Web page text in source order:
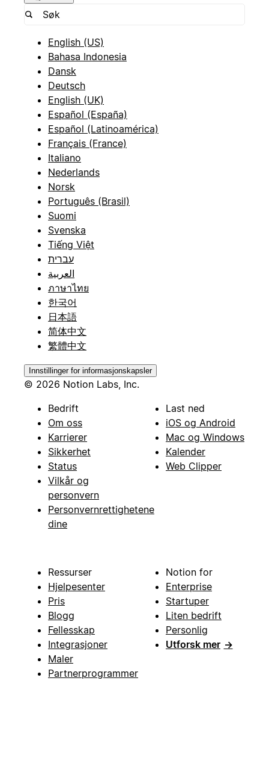
English (US)
Bahasa Indonesia
Dansk
Deutsch
English (UK)
Español (España)
Español (Latinoamérica)
Français (France)
Italiano
Nederlands
Norsk
Português (Brasil)
Suomi
Svenska
Tiếng Việt
עברית
العربية
ภาษาไทย
한국어
日本語
简体中文
繁體中文
Innstillinger for informasjonskapsler
© 2026 Notion Labs, Inc.
Bedrift
Om oss
Karrierer
Sikkerhet
Status
Vilkår og
personvern
Personvernrettighetene
dine
Last ned
iOS og Android
Mac og Windows
Kalender
Web Clipper
Ressurser
Hjelpesenter
Pris
Blogg
Fellesskap
Integrasjoner
Maler
Partnerprogrammer
Notion for
Enterprise
Startuper
Liten bedrift
Personlig
Utforsk mer →